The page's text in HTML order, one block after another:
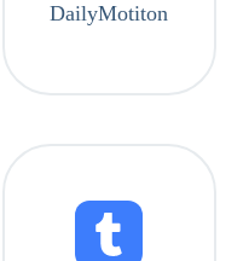
DailyMotiton